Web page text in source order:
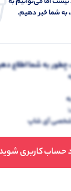
شما خبر دهیم.
چطور به شما اطلاع
آی شاپ
حساب کاربری